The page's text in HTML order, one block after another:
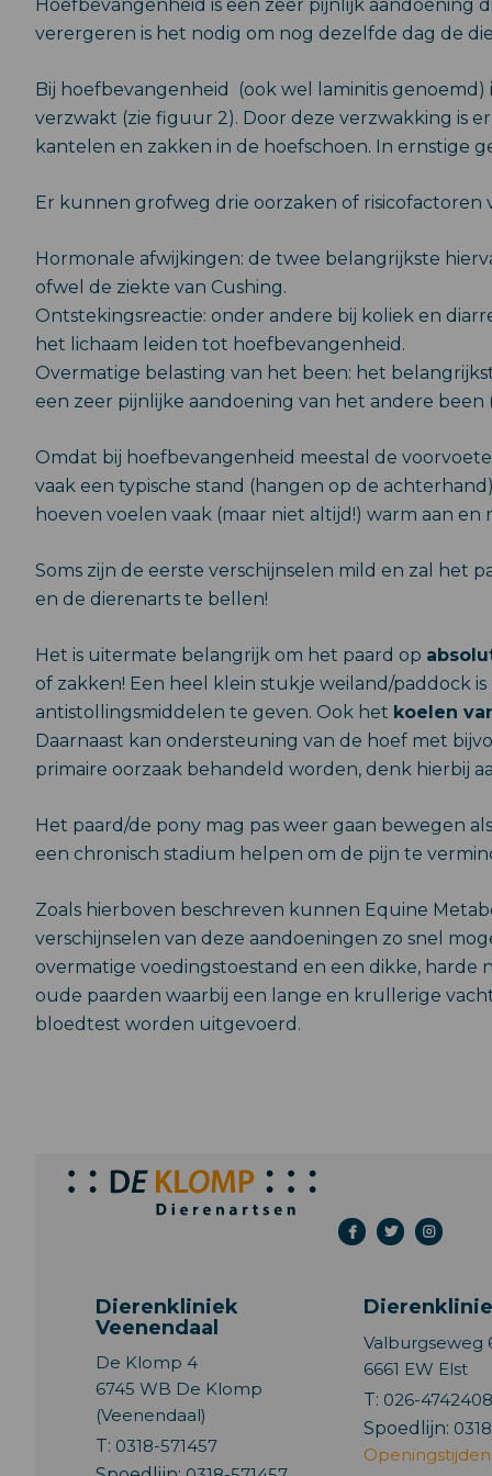
Hoefbevangenheid is een zeer pijnlijk aandoening
verergeren is het nodig om nog dezelfde dag de
Bij hoefbevangenheid (ook wel laminitis
verzwakt (zie figuur 2). Door deze verzwakking is
kantelen en zakken in de hoefschoen. In ernstige
Er kunnen grofweg drie oorzaken of
Hormonale afwijkingen: de twee belangrijkste
ofwel de ziekte van Cushing.
Ontstekingsreactie: onder andere bij koliek en
het lichaam leiden tot hoefbevangenheid.
Overmatige belasting van het been: het
een zeer pijnlijke aandoening van het andere
Omdat bij hoefbevangenheid meestal de
vaak een typische stand (hangen op de
hoeven voelen vaak (maar niet altijd!) warm aan
Soms zijn de eerste verschijnselen mild en zal het
en de dierenarts te bellen!
Het is uitermate belangrijk om het paard op
of zakken! Een heel klein stukje weiland/paddock
antistollingsmiddelen te geven. Ook het koelen
Daarnaast kan ondersteuning van de hoef met
primaire oorzaak behandeld worden, denk hierbij
Het paard/de pony mag pas weer gaan bewegen
een chronisch stadium helpen om de pijn te
Zoals hierboven beschreven kunnen Equine
verschijnselen van deze aandoeningen zo snel
overmatige voedingstoestand en een dikke, harde
oude paarden waarbij een lange en krullerige
bloedtest worden uitgevoerd.
Dierenkliniek
Veenendaal
De Klomp 4
6745 WB De Klomp
(Veenendaal)
T: 0318-571457
Valburgseweg
6661 EW Elst
T: 026-4742408
Spoedlijn:
Openingstijden